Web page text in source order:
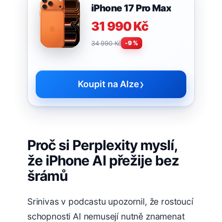
iPhone 17 Pro Max
31 990 Kč
34 990 Kč -9 %
Koupit na Alze›
Proč si Perplexity myslí,
že iPhone AI přežije bez
šrámů
Srinivas v podcastu upozornil, že rostoucí
schopnosti AI nemusejí nutně znamenat